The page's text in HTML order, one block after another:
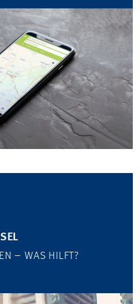
– WAS HILFT?